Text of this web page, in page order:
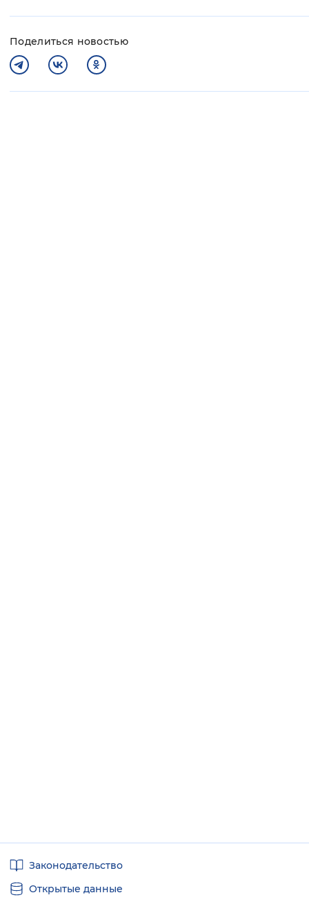
Поделиться новостью
ссылкиЗаконодательство
Открытые данные